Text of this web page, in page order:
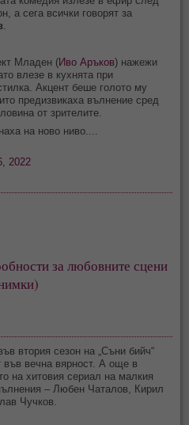
а сега всички говорят за
.
Младен (Иво Аръков) нажежи
влезе в кухнята при
Акцент беше голото му
предизвикаха вълнение сред
от зрителите.
на ново ниво....
2022
за любовните сцени
втория сезон на „Съни бийч“
във вечна вярност. А още в
на хитовия сериал на малкия
– Любен Чаталов, Кирил
Чучков.